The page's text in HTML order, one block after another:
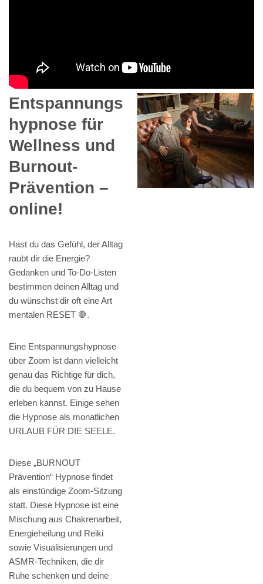
Entspannungs
hypnose für
Wellness und
Burnout-
Prävention –
online!
Hast du das Gefühl, der Alltag
raubt dir die Energie?
Gedanken und To-Do-Listen
bestimmen deinen Alltag und
du wünschst dir oft eine Art
mentalen RESET 🛑.
Eine Entspannungshypnose
über Zoom ist dann vielleicht
genau das Richtige für dich,
die du bequem von zu Hause
erleben kannst. Einige sehen
die Hypnose als monatlichen
URLAUB FÜR DIE SEELE.
Diese „BURNOUT
Prävention“ Hypnose findet
als einstündige Zoom-Sitzung
statt. Diese Hypnose ist eine
Mischung aus Chakrenarbeit,
Energieheilung und Reiki
sowie Visualisierungen und
ASMR-Techniken, die dir
Ruhe schenken und deine